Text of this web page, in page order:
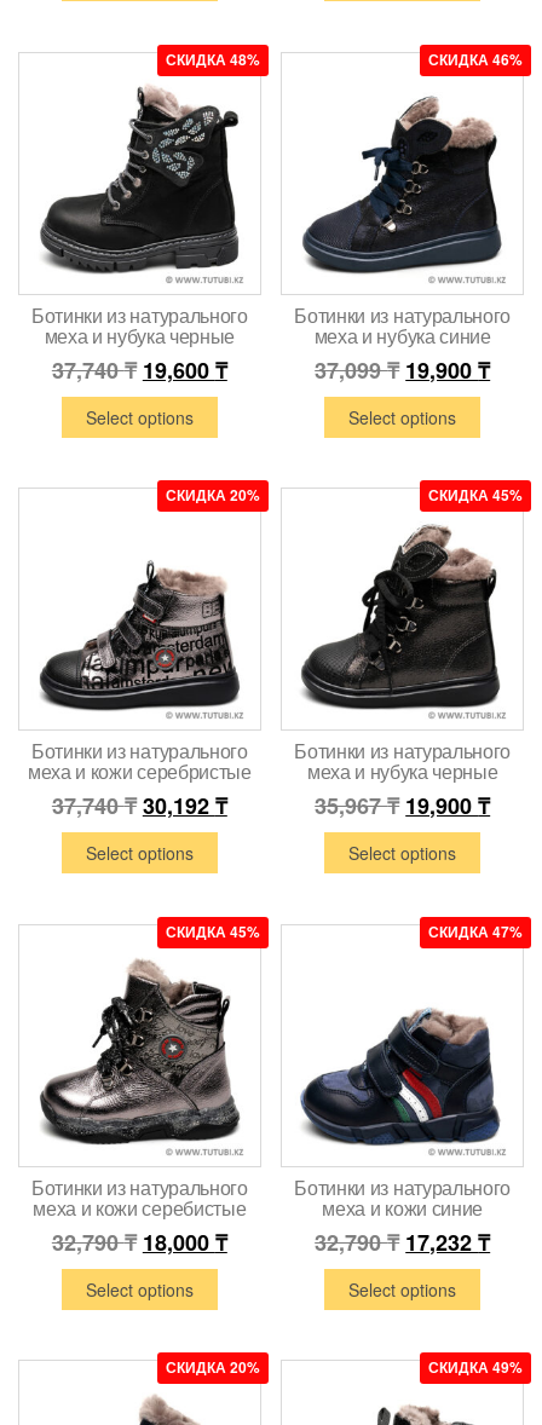
СКИДКА 48%
Ботинки из натурального
меха и нубука черные
37,740₸ 19,600₸
Select options
СКИДКА 46%
Ботинки из натурального
меха и нубука синие
37,099₸ 19,900₸
Select options
СКИДКА 20%
Ботинки из натурального
меха и кожи серебристые
37,740₸30,192₸
Select options
СКИДКА 45%
Ботинки из натурального
меха и нубука черные
35,967₸ 19,900₸
Select options
СКИДКА 45%
Ботинки из натурального
меха и кожи серебистые
32,790₸ 18,000₸
Select options
СКИДКА 47%
Ботинки из натурального
меха и кожи синие
32,790₸ 17,232₸
Select options
СКИДКА 20% СКИДКА 49%